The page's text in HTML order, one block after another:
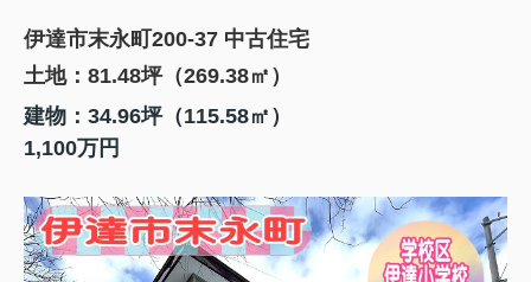
伊達市末永町200-37 中古住宅
土地：81.48坪（269.38㎡）
建物：34.96坪（115.58㎡）
1,100万円